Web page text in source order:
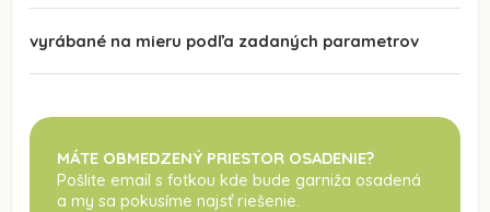
vyrábané na mieru podľa zadaných parametrov
MÁTE OBMEDZENÝ PRIESTOR OSADENIE?
Pošlite email s fotkou kde bude garniža osadená
a my sa pokusíme najsť riešenie.